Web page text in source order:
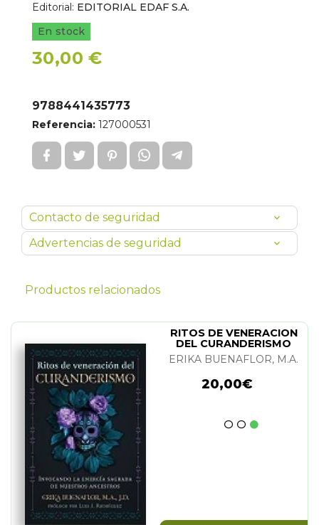
Editorial: EDITORIAL EDAF S.A.
En stock
30,00 €
9788441435773
Referencia: 127000531
Contacto de seguridad
Advertencias de seguridad
Productos relacionados
RITOS DE VENERACION
DEL CURANDERISMO
ERIKA BUENAFLOR, M.A.
20,00€